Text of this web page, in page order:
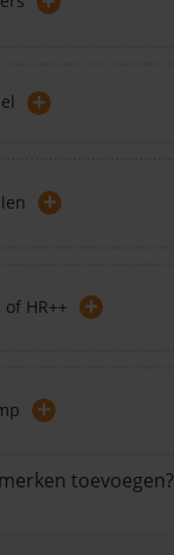
+
+
HR++ +
+
toevoegen?